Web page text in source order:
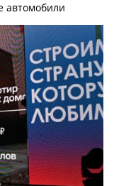
автомобили